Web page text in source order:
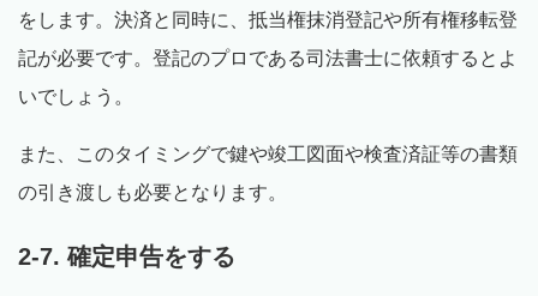
をします。決済と同時に、抵当権抹消登記や所有権移転登
記が必要です。登記のプロである司法書士に依頼するとよ
いでしょう。
また、このタイミングで鍵や竣工図面や検査済証等の書類
の引き渡しも必要となります。
2-7. 確定申告をする